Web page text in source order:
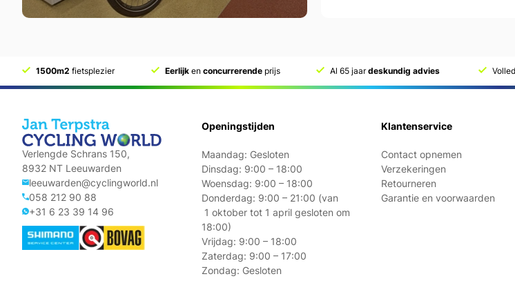
1500m2 fietsplezier Eerlijk en concurrerende prijs Al 65 jaardeskundig advies
Verlengde Schrans 150,
8932 NT Leeuwarden
leeuwarden@cyclingworld.nl
058 212 90 88
+31 6 23 39 14 96
Openingstijden
Maandag: Gesloten
Dinsdag: 9:00 – 18:00
Woensdag: 9:00 – 18:00
Donderdag: 9:00 – 21:00 (van
1 oktober tot 1 april gesloten om
18:00)
Vrijdag: 9:00 – 18:00
Zaterdag: 9:00 – 17:00
Zondag: Gesloten
Klantenservice
Contact opnemen
Verzekeringen
Retourneren
Garantie en voorwaarden